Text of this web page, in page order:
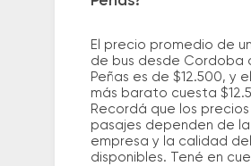
El precio promedio de
de bus desde Cordoba
Peñas es de $12.500, y
más barato cuesta
Recordá que los
pasajes dependen de
empresa y la calidad
disponibles. Tené en